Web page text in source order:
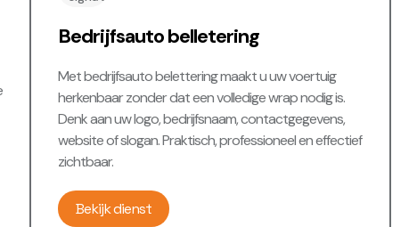
Bedrijfsauto belletering
Met bedrijfsauto belettering maakt u uw voertuig
herkenbaar zonder dat een volledige wrap nodig is.
Denk aan uw logo, bedrijfsnaam, contactgegevens,
website of slogan. Praktisch, professioneel en effectief
zichtbaar.
Bekijk dienst